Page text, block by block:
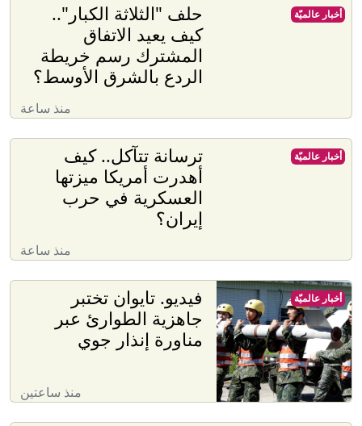
حلف "الثلاثة الكبار"..
كيف يعيد الاتفاق
المشترك رسم خريطة
الردع بالشرق الأوسط؟
منذ ساعة
أخبار عالميّة
ترسانة تتآكل.. كيف
أهدرت أمريكا ميزتها
العسكرية في حرب
إيران؟
منذ ساعة
أخبار عالميّة
فيديو. تايوان تختبر
جاهزية الطوارئ عبر
مناورة إنذار جوي
منذ ساعتين
أخبار عالميّة